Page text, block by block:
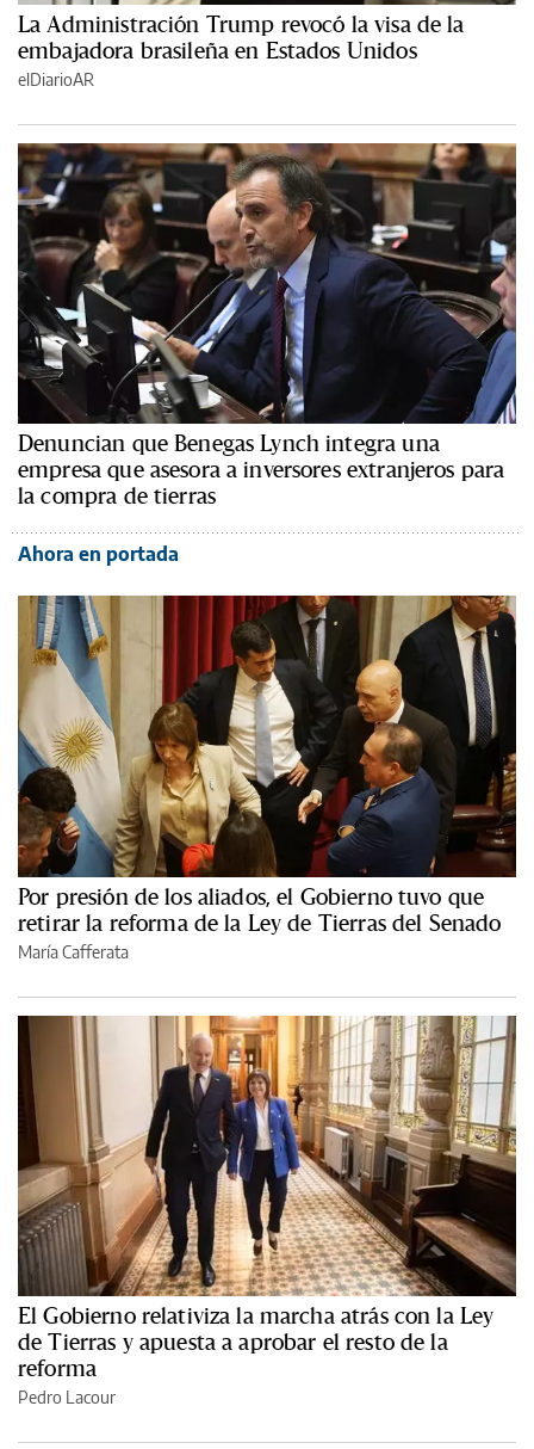
La Administración Trump revocó la visa de la
embajadora brasileña en Estados Unidos
elDiarioAR
Denuncian que Benegas Lynch integra una
empresa que asesora a inversores extranjeros para
la compra de tierras
Ahora en portada
Por presión de los aliados, el Gobierno tuvo que
retirar la reforma de la Ley de Tierras del Senado
María Cafferata
El Gobierno relativiza la marcha atrás con la Ley
de Tierras y apuesta a aprobar el resto de la
reforma
Pedro Lacour